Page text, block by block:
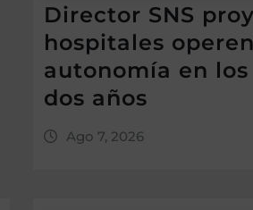
Director SNS
hospitales
autonomía en
dos años
Ago 7, 2026